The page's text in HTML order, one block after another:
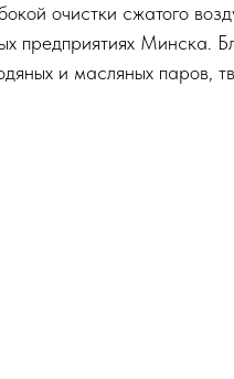
очистки сжатого
предприятиях Минска.
и масляных паров,